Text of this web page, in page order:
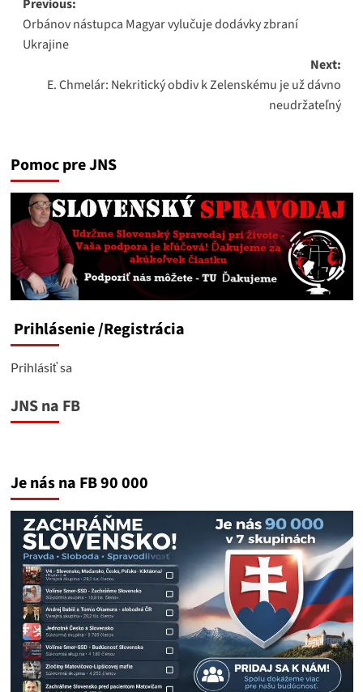
navigation
Previous:
Orbánov nástupca Magyar vylučuje dodávky zbraní
Ukrajine
Next:
E. Chmelár: Nekritický obdiv k Zelenskému je už dávno
neudržateľný
Pomoc pre JNS
Prihlásenie/Registrácia
Prihlásiť sa
JNS na FB
Je nás na FB 90 000